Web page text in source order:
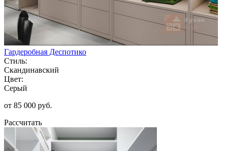
Гардеробная Деспотико
Стиль:
Скандинавский
Цвет:
Серый
от 85 000 руб.
Рассчитать